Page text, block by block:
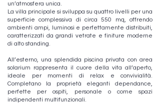
un’atmosfera unica.
La villa principale si sviluppa su quattro livelli per una
superficie complessiva di circa 550 mq, offrendo
ambienti ampi, luminosi e perfettamente distribuiti,
caratterizzati da grandi vetrate e finiture moderne
di alto standing.
All’esterno, una splendida piscina privata con area
solarium rappresenta il cuore della vita all’aperto,
ideale per momenti di relax e convivialità.
Completano la proprietà eleganti dependance,
perfette per ospiti, personale o come spazi
indipendenti multifunzionali.